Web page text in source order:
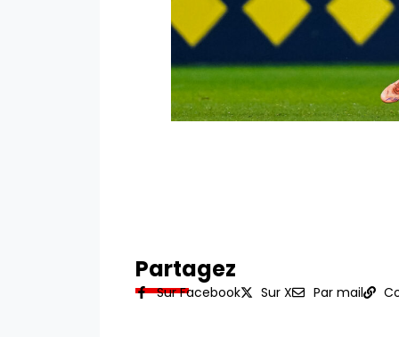
Partagez
Sur Facebook Sur X Par mail